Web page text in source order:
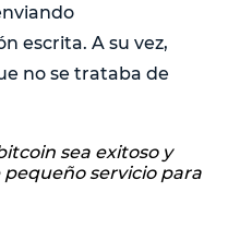
escrita. A su vez,
no se trataba de
sea exitoso y
servicio para